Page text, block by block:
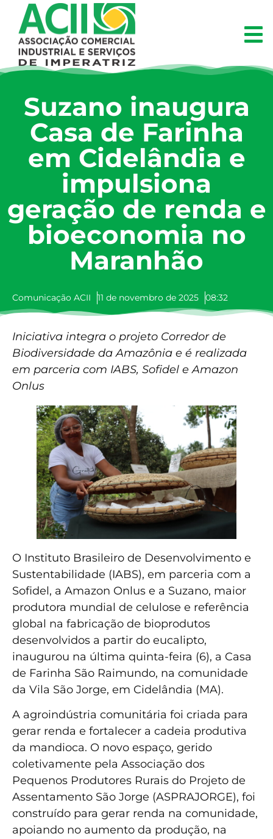
Suzano inaugura
Casa de Farinha
em Cidelândia e
impulsiona
geração de renda e
bioeconomia no
Maranhão
Comunicação ACII 11 de novembro de 2025 08:32
Iniciativa integra o projeto Corredor de
Biodiversidade da Amazônia e é realizada
em parceria com IABS, Sofidel e Amazon
Onlus
O Instituto Brasileiro de Desenvolvimento e
Sustentabilidade (IABS), em parceria com a
Sofidel, a Amazon Onlus e a Suzano, maior
produtora mundial de celulose e referência
global na fabricação de bioprodutos
desenvolvidos a partir do eucalipto,
inaugurou na última quinta-feira (6), a Casa
de Farinha São Raimundo, na comunidade
da Vila São Jorge, em Cidelândia (MA).
A agroindústria comunitária foi criada para
gerar renda e fortalecer a cadeia produtiva
da mandioca. O novo espaço, gerido
coletivamente pela Associação dos
Pequenos Produtores Rurais do Projeto de
Assentamento São Jorge (ASPRAJORGE), foi
construído para gerar renda na comunidade,
apoiando no aumento da produção, na